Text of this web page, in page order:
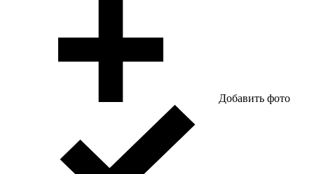
Добавить фото